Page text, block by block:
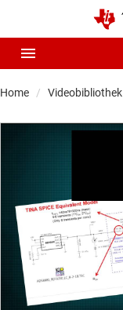
Home Videobibliothek